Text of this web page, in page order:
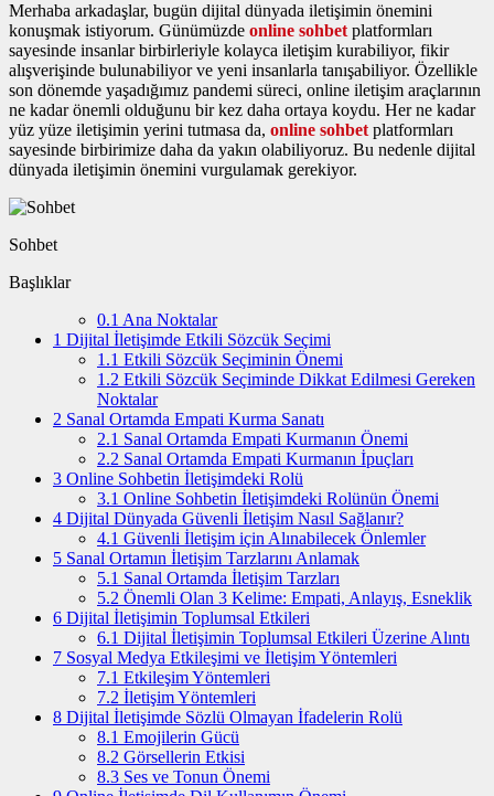
Merhaba arkadaşlar, bugün dijital dünyada iletişimin önemini
konuşmak istiyorum. Günümüzde online sohbetplatformları
sayesinde insanlar birbirleriyle kolayca iletişim kurabiliyor, fikir
alışverişinde bulunabiliyor ve yeni insanlarla tanışabiliyor. Özellikle
son dönemde yaşadığımız pandemi süreci, online iletişim araçlarının
ne kadar önemli olduğunu bir kez daha ortaya koydu. Her ne kadar
yüz yüze iletişimin yerini tutmasa da, online sohbetplatformları
sayesinde birbirimize daha da yakın olabiliyoruz. Bu nedenle dijital
dünyada iletişimin önemini vurgulamak gerekiyor.
Sohbet
Başlıklar
0.1 Ana Noktalar
1 Dijital İletişimde Etkili Sözcük Seçimi
1.1 Etkili Sözcük Seçiminin Önemi
1.2 Etkili Sözcük Seçiminde Dikkat Edilmesi Gereken
Noktalar
2 Sanal Ortamda Empati Kurma Sanatı
2.1 Sanal Ortamda Empati Kurmanın Önemi
2.2 Sanal Ortamda Empati Kurmanın İpuçları
3 Online Sohbetin İletişimdeki Rolü
3.1 Online Sohbetin İletişimdeki Rolünün Önemi
4 Dijital Dünyada Güvenli İletişim Nasıl Sağlanır?
4.1 Güvenli İletişim için Alınabilecek Önlemler
5 Sanal Ortamın İletişim Tarzlarını Anlamak
5.1 Sanal Ortamda İletişim Tarzları
5.2 Önemli Olan 3 Kelime: Empati, Anlayış, Esneklik
6 Dijital İletişimin Toplumsal Etkileri
6.1 Dijital İletişimin Toplumsal Etkileri Üzerine Alıntı
7 Sosyal Medya Etkileşimi ve İletişim Yöntemleri
7.1 Etkileşim Yöntemleri
7.2 İletişim Yöntemleri
8 Dijital İletişimde Sözlü Olmayan İfadelerin Rolü
8.1 Emojilerin Gücü
8.2 Görsellerin Etkisi
8.3 Ses ve Tonun Önemi